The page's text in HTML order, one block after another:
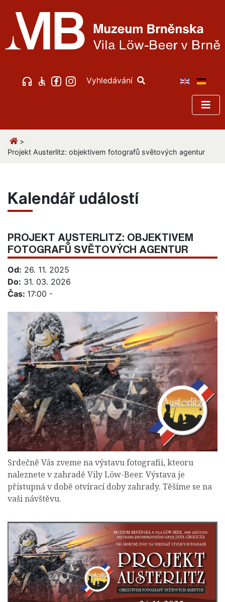
Vyhledávání
>
Projekt Austerlitz: objektivem fotografů světových agentur
Kalendář událostí
PROJEKT AUSTERLITZ: OBJEKTIVEM
FOTOGRAFŮ SVĚTOVÝCH AGENTUR
Od: 26. 11. 2025
Do: 31. 03. 2026
Čas: 17:00 -
Srdečně Vás zveme na výstavu fotografii, kteoru
naleznete v zahradě Vily Löw-Beer. Výstava je
přístupná v době otvírací doby zahrady. Těšíme se na
vaši návštěvu.